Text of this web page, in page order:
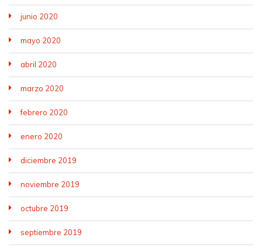
junio 2020
mayo 2020
abril 2020
marzo 2020
febrero 2020
enero 2020
diciembre 2019
noviembre 2019
octubre 2019
septiembre 2019